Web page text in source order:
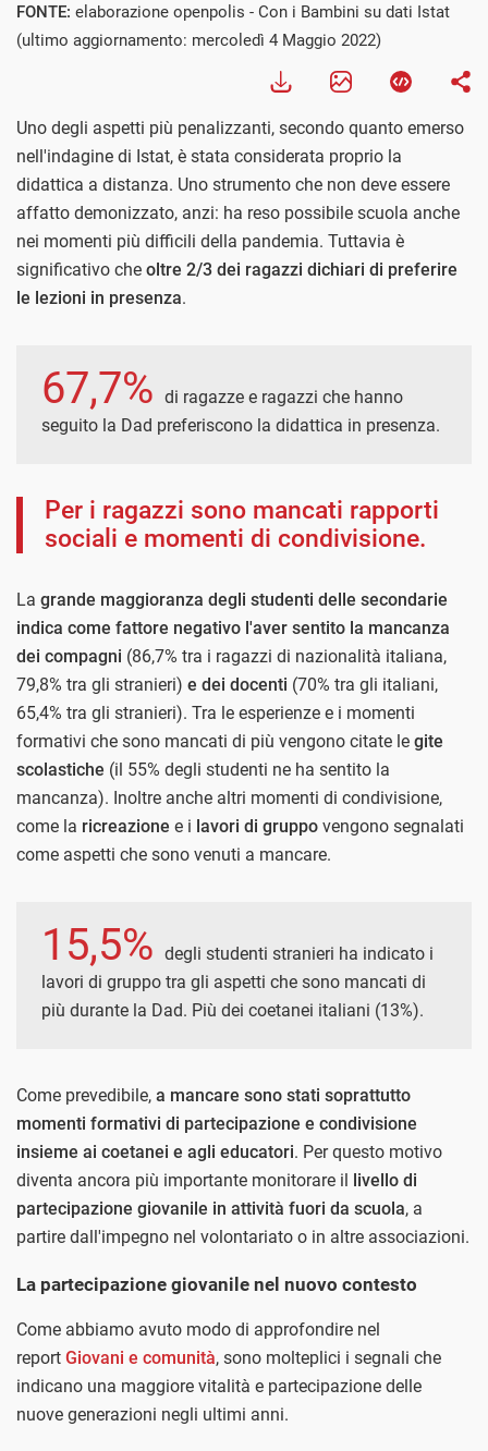
FONTE: elaborazione openpolis - Con i Bambini su dati Istat
(ultimo aggiornamento: mercoledì 4 Maggio 2022)
Uno degli aspetti più penalizzanti, secondo quanto emerso
nell'indagine di Istat, è stata considerata proprio la
didattica a distanza. Uno strumento che non deve essere
affatto demonizzato, anzi: ha reso possibile scuola anche
nei momenti più difficili della pandemia. Tuttavia è
significativo che oltre 2/3 dei ragazzi dichiari di preferire
le lezioni in presenza.
67,7% di ragazze e ragazzi che hanno
seguito la Dad preferiscono la didattica in presenza.
Per i ragazzi sono mancati rapporti
sociali e momenti di condivisione.
La grande maggioranza degli studenti delle secondarie
indica come fattore negativo l'aver sentito la mancanza
dei compagni (86,7% tra i ragazzi di nazionalità italiana,
79,8% tra gli stranieri) e dei docenti (70% tra gli italiani,
65,4% tra gli stranieri). Tra le esperienze e i momenti
formativi che sono mancati di più vengono citate le gite
scolastiche (il 55% degli studenti ne ha sentito la
mancanza). Inoltre anche altri momenti di condivisione,
come la ricreazione e i lavori di gruppo vengono segnalati
come aspetti che sono venuti a mancare.
15,5% degli studenti stranieri ha indicato i
lavori di gruppo tra gli aspetti che sono mancati di
più durante la Dad. Più dei coetanei italiani (13%).
Come prevedibile, a mancare sono stati soprattutto
momenti formativi di partecipazione e condivisione
insieme ai coetanei e agli educatori. Per questo motivo
diventa ancora più importante monitorare il livello di
partecipazione giovanile in attività fuori da scuola, a
partire dall'impegno nel volontariato o in altre associazioni.
La partecipazione giovanile nel nuovo contesto
Come abbiamo avuto modo di approfondire nel
report Giovani e comunità, sono molteplici i segnali che
indicano una maggiore vitalità e partecipazione delle
nuove generazioni negli ultimi anni.